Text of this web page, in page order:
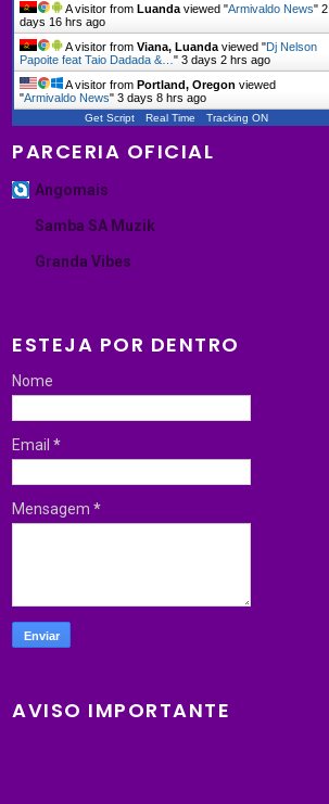
A visitor fromLuanda viewed "Armivaldo News"2
days 16 hrs ago
A visitor fromViana, Luanda viewed "Dj Nelson
Papoite feat Taio Dadada &…"3 days 2 hrs ago
A visitor fromPortland, Oregon viewed
"Armivaldo News"3 days 8 hrs ago
Get Script Real Time Tracking ON
PARCERIA OFICIAL
Angomais
Samba SA Muzik
Granda Vibes
ESTEJA POR DENTRO
Nome
Email*
Mensagem*
AVISO IMPORTANTE